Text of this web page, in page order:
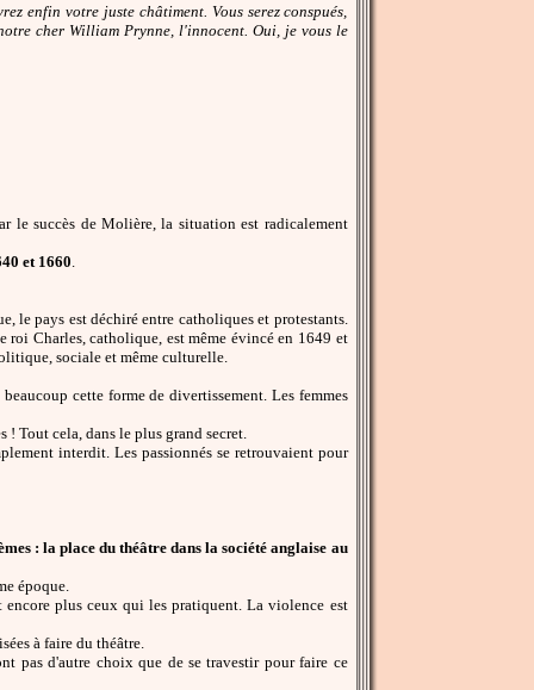
enfin votre juste châtiment. Vous serez conspués,
cher William Prynne, l'innocent. Oui, je vous le
le succès de Molière, la situation est radicalement
et 1660
le pays est déchiré entre catholiques et protestants.
roi Charles, catholique, est même évincé en 1649 et
sociale et même culturelle.
cette forme de divertissement. Les femmes
Tout cela, dans le plus grand secret.
interdit. Les passionnés se retrouvaient pour
: la place du théâtre dans la société anglaise au
époque.
plus ceux qui les pratiquent. La violence est
à faire du théâtre.
pas d'autre choix que de se travestir pour faire ce